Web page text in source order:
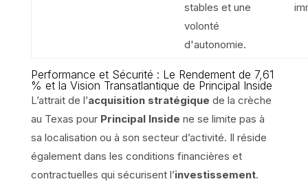
stables et une
volonté
d'autonomie.
Performance et Sécurité : Le Rendement de 7,61
% et la Vision Transatlantique de Principal Inside
L’attrait de l’acquisition stratégique de la crèche
au Texas pour Principal Inside ne se limite pas à
sa localisation ou à son secteur d’activité. Il réside
également dans les conditions financières et
contractuelles qui sécurisent l’investissement.